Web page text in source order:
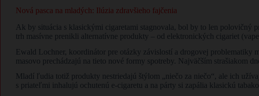
Nová pasca na mladých: Ilúzia zdravšieho fajčenia
Ak by situácia s klasickými cigaretami stagnovala, bol by to len polovičný
trh masívne prenikli alternatívne produkty – od elektronických cigariet
Ewald Lochner, koordinátor pre otázky závislostí a drogovej
masovo prechádzajú na tieto nové formy spotreby. Najväčším strašiakom
Mladí ľudia totiž produkty nestriedajú štýlom „niečo za niečo“, ale ich
s priateľmi inhalujú ochutenú e-cigaretu a na párty si zapália klasickú